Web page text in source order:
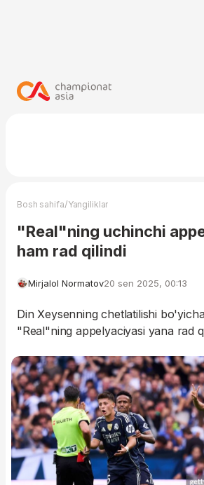
Bosh sahifa/Yangiliklar
"Real"ning uchinchi
ham rad qilindi
Mirjalol Normatov20 sen 2025, 00:13
Din Xeysenning chetlatilishi
"Real"ning appelyaciyasi yana rad